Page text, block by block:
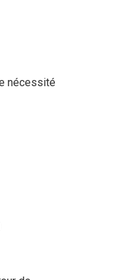
nécessité